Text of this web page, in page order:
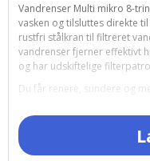
Vandrenser Multi mikro 8-
vasken og tilsluttes direkte
rustfri stålkran til filtreret
vandrenser fjerner effektivt
og har udskiftelige
Du får renere, sundere og
sundere vand og beskytter
og forurenende stoffer, der
sundhedsskadelige.